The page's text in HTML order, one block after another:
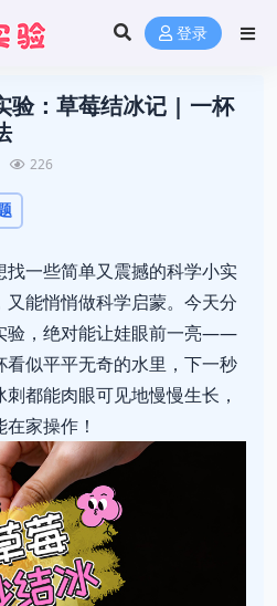
登录
验：草莓结冰记 | 一杯
226
一些简单又震撼的科学小实
能悄悄做科学启蒙。今天分
验，绝对能让娃眼前一亮——
似平平无奇的水里，下一秒
都能肉眼可见地慢慢生长，
家操作！